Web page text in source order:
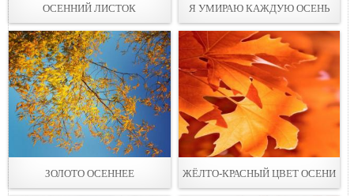
ОСЕННИЙ ЛИСТОК Я УМИРАЮ КАЖДУЮ ОСЕНЬ
ЗОЛОТО ОСЕННЕЕ ЖЁЛТО-КРАСНЫЙ ЦВЕТ ОСЕНИ